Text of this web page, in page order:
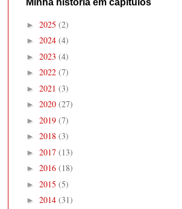
Minha história em capítulos
► 2025 (2)
► 2024 (4)
► 2023 (4)
► 2022 (7)
► 2021 (3)
► 2020 (27)
► 2019 (7)
► 2018 (3)
► 2017 (13)
► 2016 (18)
► 2015 (5)
► 2014 (31)